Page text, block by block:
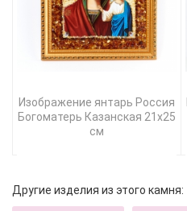
Изображение янтарь Россия
Богоматерь Казанская 21х25
см
Другие изделия из этого камня: